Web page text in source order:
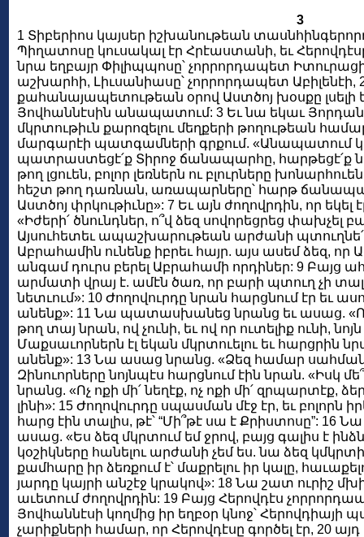
3
1 Տիբերիոս կայսեր իշխանութեան
Պիղատոսը կուսակալ էր Հրէաստանի, եւ
նրա եղբայր Փիլիպպոսը՝ չորրորդապետ
աշխարհի, Լիւսանիասը՝ չորրորդապետ Աբիլենէի,
քահանայապետութեան օրով Աստծոյ խօսքը լսելի
Յովհաննէսին անապատում: 3 Եւ նա եկաւ
մկրտութիւն քարոզելու մեղքերի թողութեան
մարգարէի պատգամների գրքում. «Անապատում
պատրաստեցէ՛ք Տիրոջ ճանապարհը, հարթեցէ՛ք
թող լցուեն, բոլոր լեռներն ու բլուրները
հեշտ թող դառնան, առապարները՝ հարթ
Աստծոյ փրկութիւնը»: 7 Եւ այն ժողովրդին, որ եկել
«Իժերի՛ ծնունդներ, ո՞վ ձեզ սովորեցրեց փախչել
Այսուհետեւ ապաշխարութեան արժանի պտուղնե՛ր
Աբրահամին ունենք իբրեւ հայր. այս ասեմ ձեզ,
անգամ դուրս բերել Աբրահամի որդիներ: 9 Բայց
արմատի վրայ է. ամէն ծառ, որ բարի պտուղ չի
նետւում»: 10 Ժողովուրդը նրան հարցնում էր եւ
անենք»: 11 Նա պատասխանեց նրանց եւ ասաց. «Ով
թող տայ նրան, ով չունի, եւ ով որ ուտելիք ունի,
Մաքսաւորներն էլ եկան մկրտուելու եւ հարցրին
անենք»: 13 Նա ասաց նրանց. «Ձեզ համար
Զինուորները նոյնպէս հարցնում էին նրան. «Իսկ
նրանց. «Ոչ ոքի մի՛ նեղէք, ոչ ոքի մի՛ զրպարտէք,
լինի»: 15 Ժողովուրդը սպասման մէջ էր, եւ բոլորն
հարց էին տալիս, թէ՝ “Մի՞թէ սա է Քրիստոսը”: 16
ասաց. «Ես ձեզ մկրտում եմ ջրով, բայց գալիս է
կօշիկները հանելու արժանի չեմ ես. նա ձեզ
քամհարը իր ձեռքում է՝ մաքրելու իր կալը,
յարդը կայրի անշէջ կրակով»: 18 Նա շատ ուրիշ
աւետում ժողովրդին: 19 Բայց Հերովդէս
Յովհաննէսի կողմից իր եղբօր կնոջ՝ Հերովդիայի
չարիքների համար, որ Հերովդէսը գործել էր, 20 այդ